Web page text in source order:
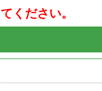
ください。